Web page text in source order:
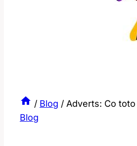
/ Blog / Adverts: Co
Blog